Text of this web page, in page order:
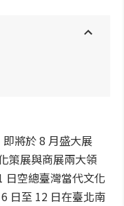
將於 8 月盛大展
策展與商展兩大領
日空總臺灣當代文化
日至 12 日在臺北南